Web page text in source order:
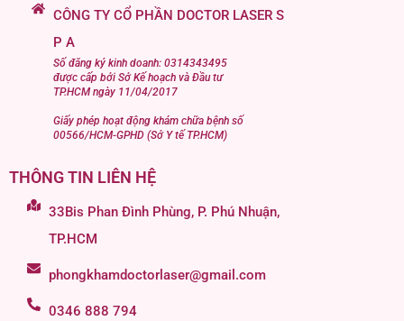
CÔNG TY CỔ PHẦN DOCTOR LASER S
P A
Số đăng ký kinh doanh: 0314343495
được cấp bởi Sở Kế hoạch và Đầu tư
TP.HCM ngày 11/04/2017
Giấy phép hoạt động khám chữa bệnh số
00566/HCM-GPHD (Sở Y tế TP.HCM)
THÔNG TIN LIÊN HỆ
33Bis Phan Đình Phùng, P. Phú Nhuận,
TP.HCM
phongkhamdoctorlaser@gmail.com
0346 888 794